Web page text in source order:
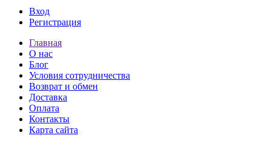
Вход
Регистрация
Главная
О нас
Блог
Условия сотрудничества
Возврат и обмен
Доставка
Оплата
Контакты
Карта сайта